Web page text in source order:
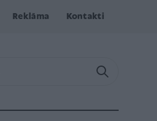
Reklāma Kontakti